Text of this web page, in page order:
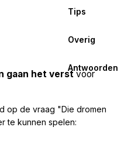
Tips
Overig
Antwoorden
gaan het verstvoor
op de vraag "Die dromen
te kunnen spelen: